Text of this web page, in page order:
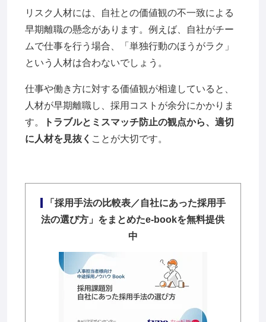
リスク人材には、自社との価値観の不一致による
早期離職の懸念があります。例えば、自社がチー
ムで仕事を行う場合、「単独行動のほうがラク」
という人材は合わないでしょう。
仕事や働き方に対する価値観が相違していると、
人材が早期離職し、採用コストが余分にかかりま
す。
トラブルとミスマッチ防止の観点から、適切
に人材を見抜く ことが大切です。
「採用手法の比較表／自社にあった採用手
法の選び方」をまとめたe-bookを無料提供
中